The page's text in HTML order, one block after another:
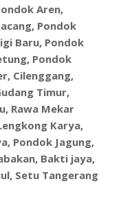
Aren,
Pondok
Baru, Pondok
Pondok
Cilenggang,
Timur,
Rawa Mekar
Karya,
Pondok Jagung,
Bakti jaya,
Setu Tangerang